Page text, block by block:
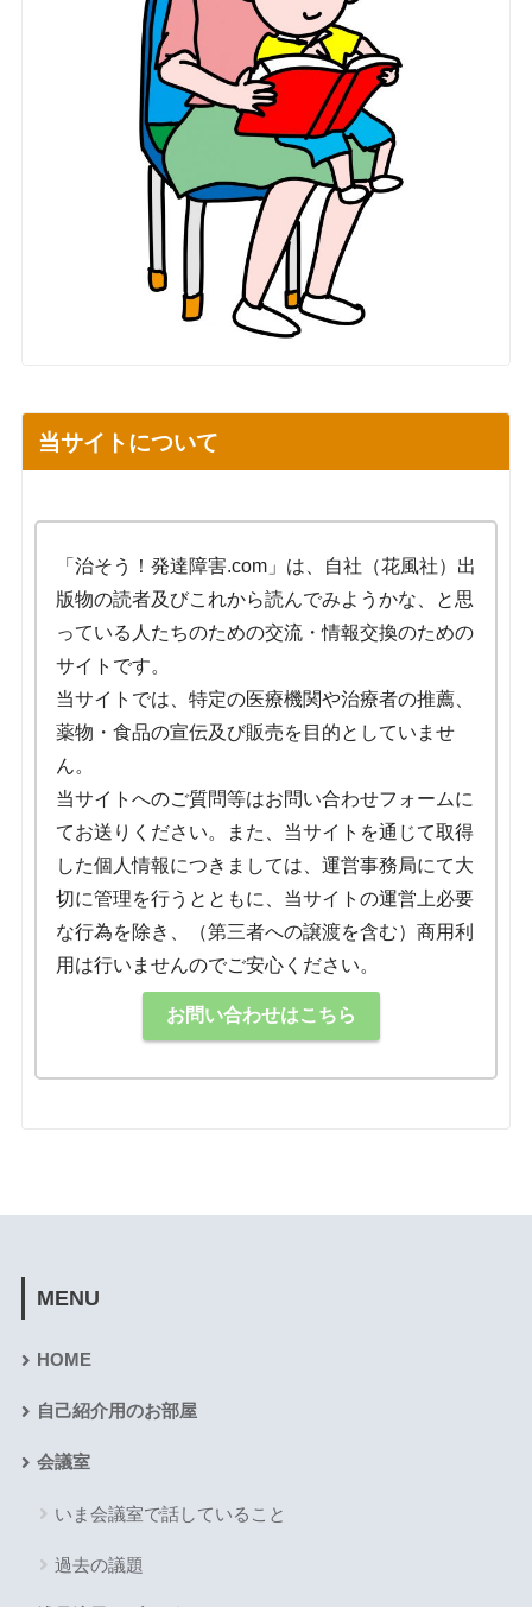
当サイトについて
「治そう！発達障害.com」は、自社（花風社）出
版物の読者及びこれから読んでみようかな、と思
っている人たちのための交流・情報交換のための
サイトです。
当サイトでは、特定の医療機関や治療者の推薦、
薬物・食品の宣伝及び販売を目的としていませ
ん。
当サイトへのご質問等はお問い合わせフォームに
てお送りください。また、当サイトを通じて取得
した個人情報につきましては、運営事務局にて大
切に管理を行うとともに、当サイトの運営上必要
な行為を除き、（第三者への譲渡を含む）商用利
用は行いませんのでご安心ください。
お問い合わせはこちら
MENU
HOME
自己紹介用のお部屋
会議室
いま会議室で話していること
過去の議題